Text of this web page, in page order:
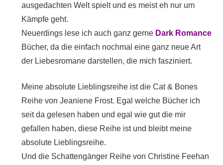
ausgedachten Welt spielt und es meist eh nur um
Kämpfe geht.
Neuerdings lese ich auch ganz gerne Dark Romance
Bücher, da die einfach nochmal eine ganz neue Art
der Liebesromane darstellen, die mich fasziniert.
Meine absolute Lieblingsreihe ist die Cat & Bones
Reihe von Jeaniene Frost. Egal welche Bücher ich
seit da gelesen haben und egal wie gut die mir
gefallen haben, diese Reihe ist und bleibt meine
absolute Lieblingsreihe.
Und die Schattengänger Reihe von Christine Feehan